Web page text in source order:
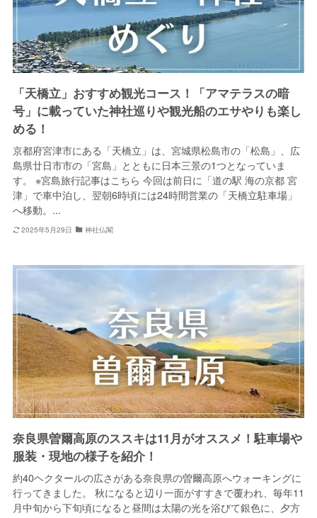
「天橋立」おすすめ観光コース！「アマテラスの暗
号」に載っていた神社巡りや観光船のエサやりも楽し
める！
京都府宮津市にある「天橋立」は、宮城県松島市の「松島」、広
島県廿日市市の「宮島」とともに日本三景の1つとなっていま
す。 ※宮島旅行記事はこちら 今回は前日に「道の駅 海の京都 宮
津」で車中泊し、翌朝6時頃には24時間営業の「天橋立駐車場」
へ移動。...
2025年5月29日 神社仏閣
奈良県曽爾高原のススキは11月がオススメ！駐車場や
服装・現地の様子を紹介！
約40ヘクタールの広さがある奈良県の曽爾高原へウォーキングに
行ってきました。 秋になると辺り一面がすすきで覆われ、毎年11
月中旬から下旬頃になると昼間は太陽の光を浴びて銀色に、夕方